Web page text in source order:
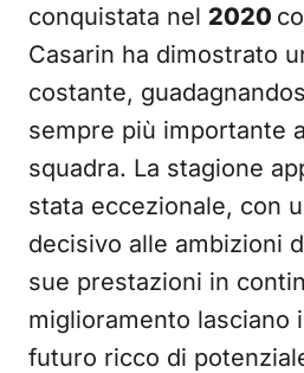
conquistata nel 2020
Casarin ha dimostrato
costante,
sempre più importante
squadra. La stagione
stata eccezionale, con
decisivo alle ambizioni
sue prestazioni in
miglioramento lasciano
futuro ricco di